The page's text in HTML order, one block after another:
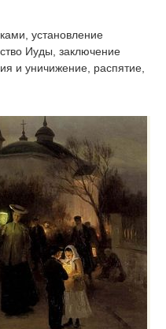
установление
Иуды, заключение
и уничижение, распятие,